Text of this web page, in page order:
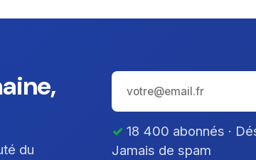
du
18 400 abonnés ·
Jamais de spam